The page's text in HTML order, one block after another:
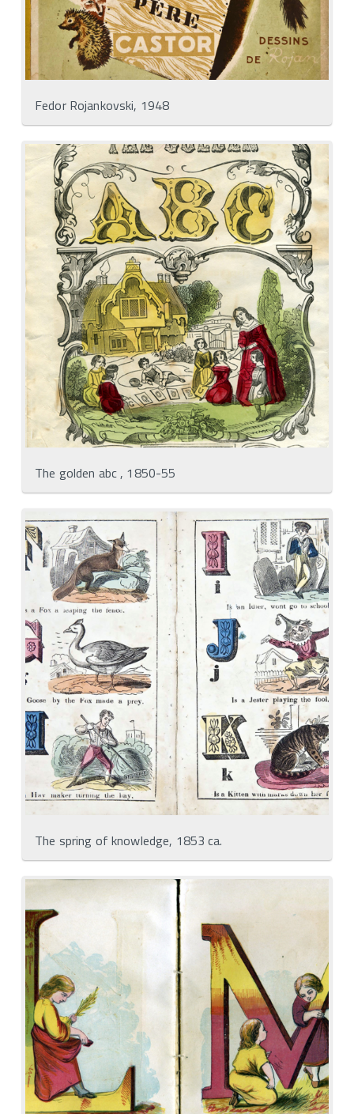
Fedor Rojankovski, 1948
The golden abc , 1850-55
The spring of knowledge, 1853 ca.